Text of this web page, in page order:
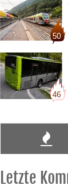
50
46
Letzte